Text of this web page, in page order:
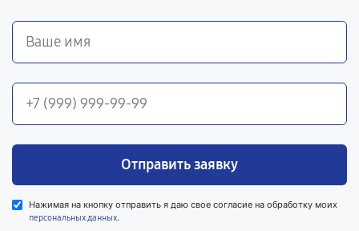
Отправить заявку
Нажимая на кнопку отправить я даю свое согласие на обработку моих
персональных данных.